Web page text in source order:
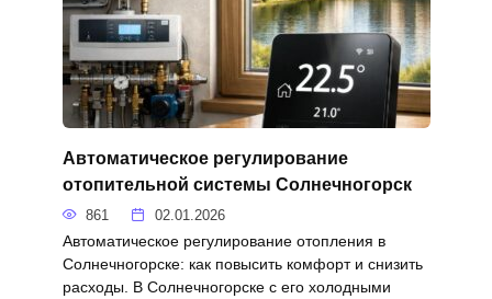
Автоматическое регулирование
отопительной системы Солнечногорск
861 02.01.2026
Автоматическое регулирование отопления в
Солнечногорске: как повысить комфорт и снизить
расходы. В Солнечногорске с его холодными